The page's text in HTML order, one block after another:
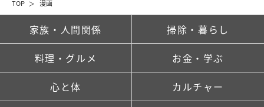
TOP 漫画
家族・人間関係 掃除・暮らし
料理・グルメ お金・学ぶ
心と体 カルチャー